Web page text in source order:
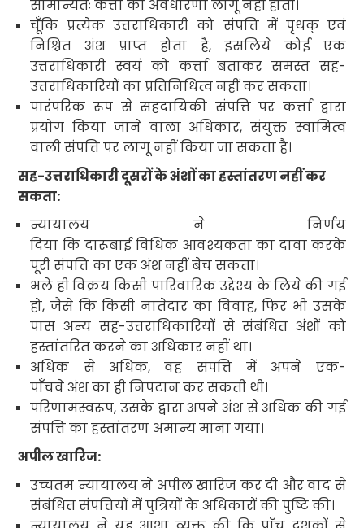
सामान्यतः कर्त्ताकी अवधारणा लागू नहीं होती।
चूँकि प्रत्येक उत्तराधिकारी को संपत्ति में पृथक् एवं
निश्चित अंश प्राप्त होता है, इसलिये कोई एक
उत्तराधिकारी स्वयं को कर्त्ता बताकर समस्त सह-
उत्तराधिकारियों का प्रतिनिधित्व नहीं कर सकता।
पारंपरिक रूप से सहदायिकी संपत्ति पर कर्त्ता द्वारा
प्रयोग किया जाने वाला अधिकार, संयुक्त स्वामित्व
वाली संपत्ति पर लागू नहीं किया जा सकता है।
सह-उत्तराधिकारी दूसरों के अंशों का हस्तांतरण नहीं कर
सकता:
न्यायालय ने निर्णय
दिया कि दारूबाई विधिक आवश्यकता का दावा करके
पूरी संपत्ति का एक अंश नहीं बेच सकता।
भले ही विक्रय किसी पारिवारिक उद्देश्य के लिये की गई
हो,जैसे कि किसी नातेदार का विवाह,फिर भी उसके
पास अन्य सह-उत्तराधिकारियों से संबंधित अंशों को
हस्तांतरित करने का अधिकार नहीं था।
अधिक से अधिक,वह संपत्ति में अपने एक-
पाँचवेअंश का ही निपटान कर सकती थी।
परिणामस्वरूप,उसके द्वारा अपने अंश से अधिक की गई
संपत्ति का हस्तांतरण अमान्य माना गया।
अपील खारिज:
उच्चतम न्यायालय ने अपील खारिज कर दी और वाद से
संबंधित संपत्तियों में पुत्रियों के अधिकारों की पुष्टि की।